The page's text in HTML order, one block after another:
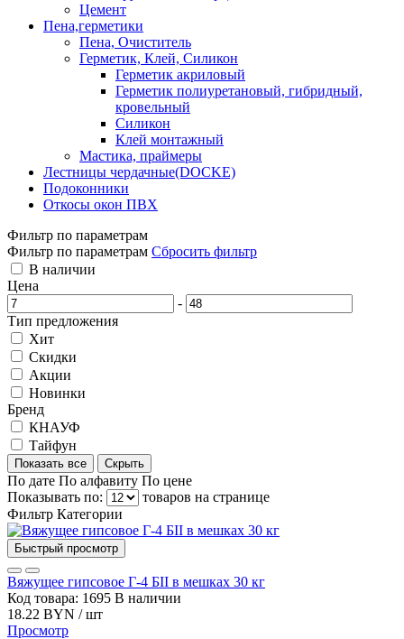
Цемент
Пена,герметики
Пена, Очиститель
Герметик, Клей, Силикон
Герметик акриловый
Герметик полиуретановый, гибридный,
кровельный
Силикон
Клей монтажный
Мастика, праймеры
Лестницы чердачные(DOCKE)
Подоконники
Откосы окон ПВХ
Фильтр по параметрам
Фильтр по параметрам Сбросить фильтр
В наличии
Цена
-
Тип предложения
Хит
Скидки
Акции
Новинки
Бренд
КНАУФ
Тайфун
Показать все Скрыть
По дате По алфавиту По цене
Показывать по:
товаров на странице
Фильтр Категории
Быстрый просмотр
Вяжущее гипсовое Г-4 БII в мешках 30 кг
Код товара: 1695 В наличии
18.22 BYN / шт
Просмотр